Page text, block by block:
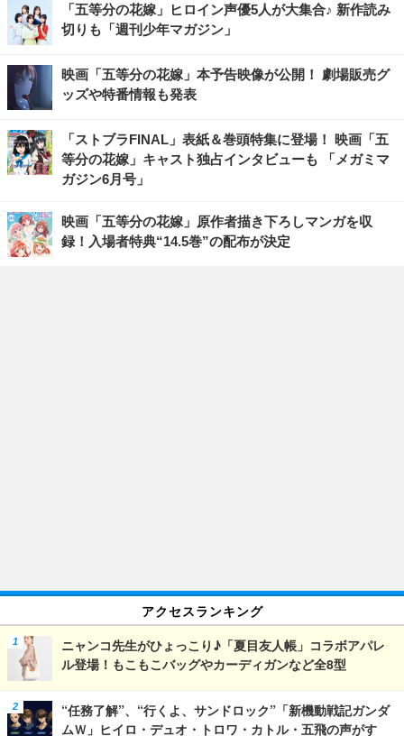
「五等分の花嫁」ヒロイン声優5人が大集合♪ 新作読み
切りも「週刊少年マガジン」
映画「五等分の花嫁」本予告映像が公開！ 劇場販売グ
ッズや特番情報も発表
「ストブラFINAL」表紙＆巻頭特集に登場！ 映画「五
等分の花嫁」キャスト独占インタビューも 「メガミマ
ガジン6月号」
映画「五等分の花嫁」原作者描き下ろしマンガを収
録！入場者特典“14.5巻”の配布が決定
アクセスランキング
ニャンコ先生がひょっこり♪「夏目友人帳」コラボアパレ
ル登場！もこもこバッグやカーディガンなど全8型
“任務了解”、“行くよ、サンドロック”「新機動戦記ガンダ
ムＷ」ヒイロ・デュオ・トロワ・カトル・五飛の声がす